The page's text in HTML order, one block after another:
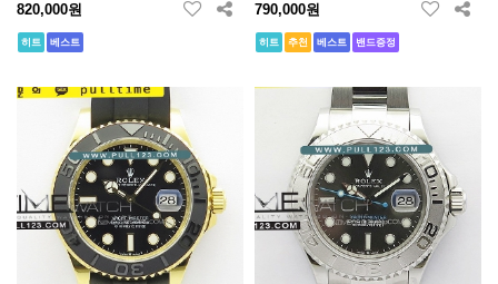
820,000원
히트 베스트
790,000원
히트 추천 베스트 밴드증정